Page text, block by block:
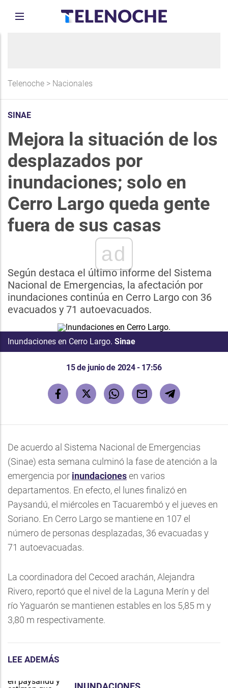
Telenoche > Nacionales
SINAE
Mejora la situación de los
desplazados por
inundaciones; solo en
Cerro Largo queda gente
fuera de sus casas
ad
Según destaca el último informe del Sistema
Nacional de Emergencias, la afectación por
inundaciones continúa en Cerro Largo con 36
evacuados y 71 autoevacuados.
Inundaciones en Cerro Largo. Sinae
15 de junio de 2024 - 17:56
De acuerdo al Sistema Nacional de Emergencias
(Sinae) esta semana culminó la fase de atención a la
emergencia por inundacionesen varios
departamentos. En efecto, el lunes finalizó en
Paysandú, el miércoles en Tacuarembó y el jueves en
Soriano. En Cerro Largo se mantiene en 107 el
número de personas desplazadas, 36 evacuadas y
71 autoevacuadas.
La coordinadora del Cecoed arachán, Alejandra
Rivero, reportó que el nivel de la Laguna Merín y del
río Yaguarón se mantienen estables en los 5,85 m y
3,80 m respectivamente.
LEE ADEMÁS